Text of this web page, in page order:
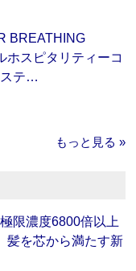
BREATHING
ホスピタリティーコ
ステ…
もっと見る »
限濃度6800倍以上
髪を芯から満たす新